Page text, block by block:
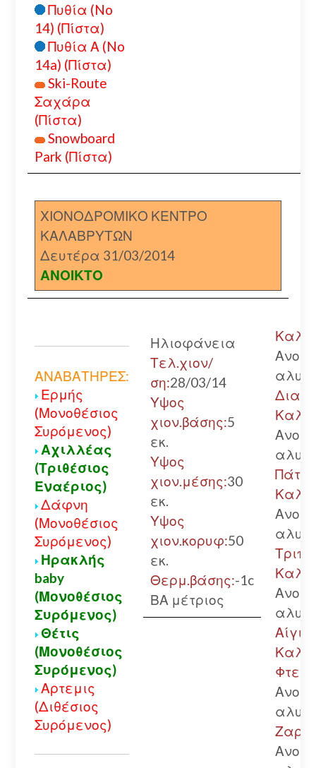
Πυθία (No
14) (Πίστα)
Πυθία Α (No
14a) (Πίστα)
Ski-Route
Σαχάρα
(Πίστα)
Snowboard
Park (Πίστα)
ΧΙΟΝΟΔΡΟΜΙΚΟ ΚΕΝΤΡΟ
ΚΑΛΑΒΡΥΤΩΝ
Δευτέρα 31/03/2014
ΑΝΟΙΚΤΟ
ΑΝΑΒΑΤΗΡΕΣ:
Ερμής
(Μονοθέσιος
Συρόμενος)
Αχιλλέας
(Τριθέσιος
Εναέριος)
Δάφνη
(Μονοθέσιος
Συρόμενος)
Ηρακλής
baby
(Μονοθέσιος
Συρόμενος)
Θέτις
(Μονοθέσιος
Συρόμενος)
Αρτεμις
(Διθέσιος
Συρόμενος)
Ηλιοφάνεια
Τελ.χιον/
ση:28/03/14
Υψος
χιον.βάσης:5
εκ.
Υψος
χιον.μέσης:30
εκ.
Υψος
χιον.κορυφ:50
εκ.
Θερμ.βάσης:-1c
ΒΑ μέτριος